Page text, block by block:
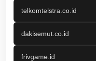
telkomtelstra.co.id
dakisemut.co.id
frivgame.id